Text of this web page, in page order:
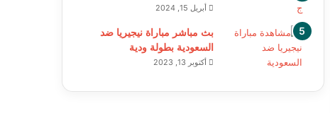
أبريل 15, 2024
بث مباشر مباراة نيجيريا ضد
السعودية بطولة ودية
أكتوبر 13, 2023